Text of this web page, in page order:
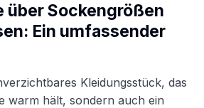
über Sockengrößen
Ein umfassender
Kleidungsstück, das
warm hält, sondern auch ein